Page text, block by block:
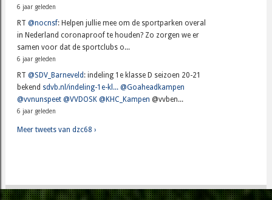
6 jaar geleden
RT@nocnsf: Helpen jullie mee om de sportparken overal
in Nederland coronaproof te houden? Zo zorgen we er
samen voor dat de sportclubs o...
6 jaar geleden
RT@SDV_Barneveld : indeling 1e klasse D seizoen 20-21
bekend sdvb.nl/indeling-1e-kl... @Goaheadkampen
@vvnunspeet @VVDOSK @KHC_Kampen @vvben...
6 jaar geleden
Meer tweets van dzc68 ›